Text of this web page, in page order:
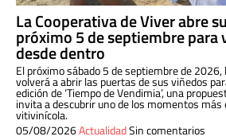
La Cooperativa de Viver abre
próximo 5 de septiembre
desde dentro
El próximo sábado 5 de septiembre de
volverá a abrir las puertas de sus viñedos
edición de ‘Tiempo de Vendimia’, una
invita a descubrir uno de los momentos más
vitivinícola.
05/08/2026ActualidadSin comentarios